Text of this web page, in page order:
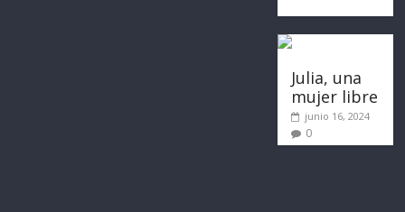
Julia, una
mujer libre
junio 16, 2024
0